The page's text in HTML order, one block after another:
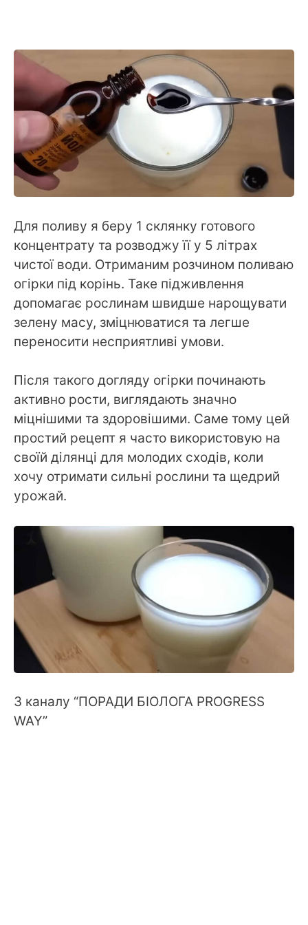
Для поливу я беру 1 склянку готового
концентрату та розводжу її у 5 літрах
чистої води. Отриманим розчином поливаю
огірки під корінь. Таке підживлення
допомагає рослинам швидше нарощувати
зелену масу, зміцнюватися та легше
переносити несприятливі умови.
Після такого догляду огірки починають
активно рости, виглядають значно
міцнішими та здоровішими. Саме тому цей
простий рецепт я часто використовую на
своїй ділянці для молодих сходів, коли
хочу отримати сильні рослини та щедрий
урожай.
З каналу “ПОРАДИ БІОЛОГА PROGRESS
WAY”